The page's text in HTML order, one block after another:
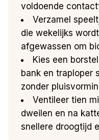
voldoende
Verzamel
die wekelijks
afgewassen om
Kies een
bank en traploper
zonder
Ventileer tien
dweilen en na
snellere droogtijd